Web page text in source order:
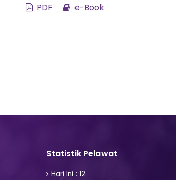
PDF
e-Book
Statistik Pelawat
Hari Ini : 12